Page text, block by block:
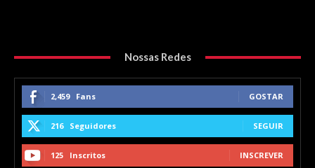
Nossas Redes
2,459 Fans GOSTAR
216 Seguidores SEGUIR
125 Inscritos INSCREVER